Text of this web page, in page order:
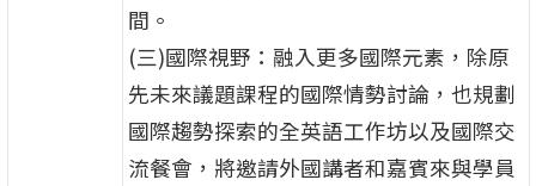
間。
(三)國際視野：融入更多國際元素，除原
先未來議題課程的國際情勢討論，也規劃
國際趨勢探索的全英語工作坊以及國際交
流餐會，將邀請外國講者和嘉賓來與學員